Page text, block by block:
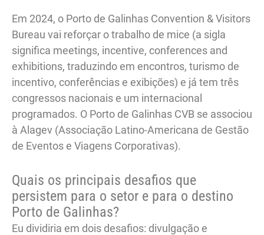
Em 2024, o Porto de Galinhas Convention & Visitors
Bureau vai reforçar o trabalho de mice (a sigla
significa meetings, incentive, conferences and
exhibitions, traduzindo em encontros, turismo de
incentivo, conferências e exibições) e já tem três
congressos nacionais e um internacional
programados. O Porto de Galinhas CVB se associou
à Alagev (Associação Latino-Americana de Gestão
de Eventos e Viagens Corporativas).
Quais os principais desafios que
persistem para o setor e para o destino
Porto de Galinhas?
Eu dividiria em dois desafios: divulgação e